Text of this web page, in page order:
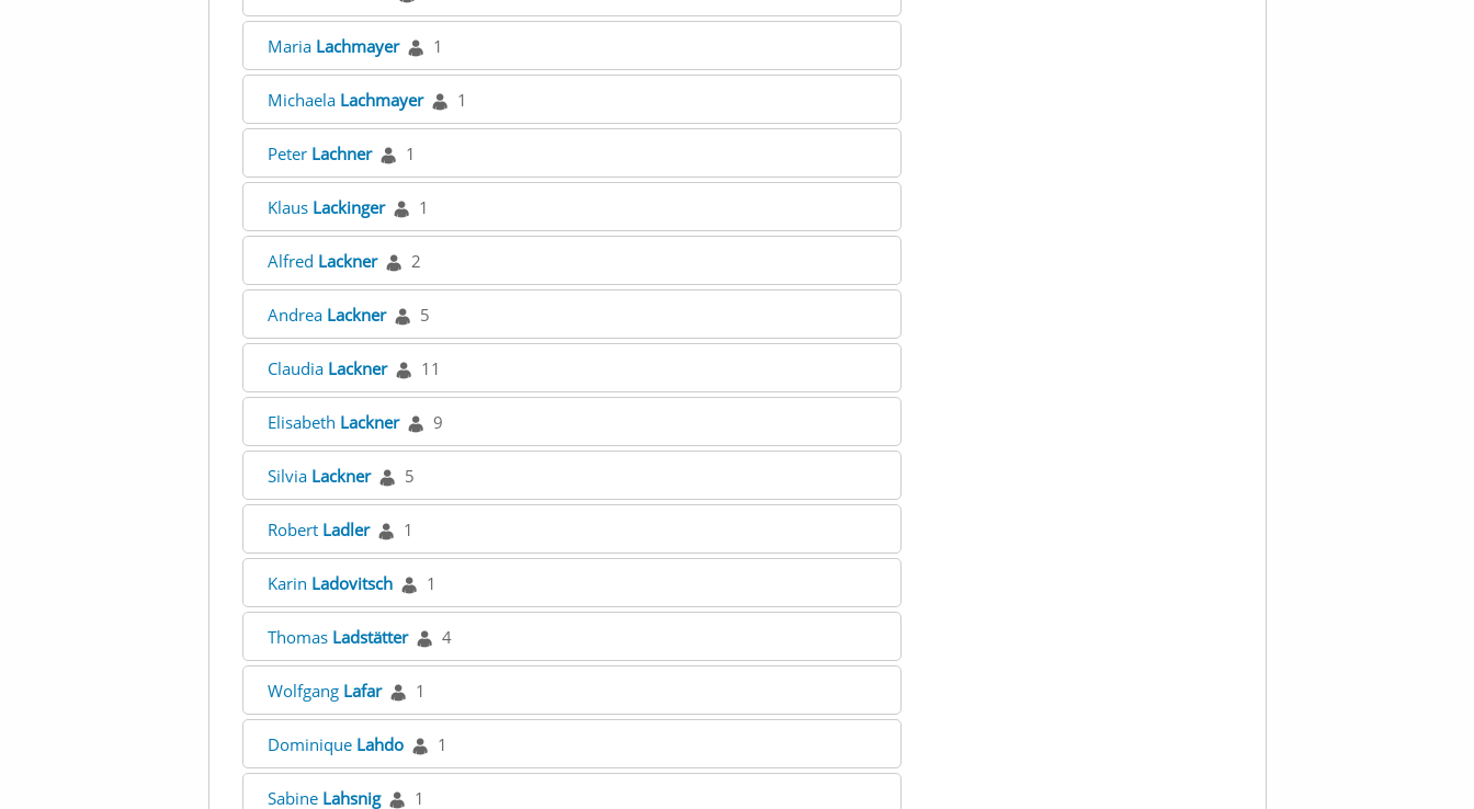
Maria Lachmayer 1
Michaela Lachmayer 1
Peter Lachner 1
Klaus Lackinger 1
Alfred Lackner 2
Andrea Lackner 5
Claudia Lackner 11
Elisabeth Lackner 9
Silvia Lackner 5
Robert Ladler 1
Karin Ladovitsch 1
Thomas Ladstätter 4
Wolfgang Lafar 1
Dominique Lahdo 1
Sabine Lahsnig 1